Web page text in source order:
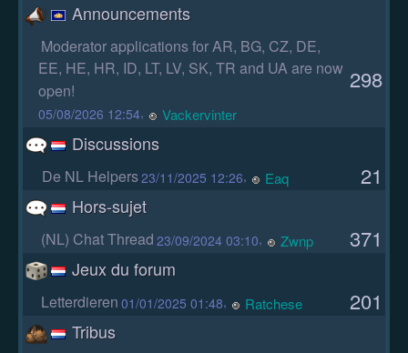
Announcements
Moderator applications for AR, BG, CZ, DE,
EE, HE, HR, ID, LT, LV, SK, TR and UA are now
open!
05/08/2026 12:54, Vackervinter
298
Discussions
De NL Helpers23/11/2025 12:26, Eaq 21
Hors-sujet
(NL) Chat Thread 23/09/2024 03:10, Zwnp 371
Jeux du forum
Letterdieren 01/01/2025 01:48, Ratchese 201
Tribus